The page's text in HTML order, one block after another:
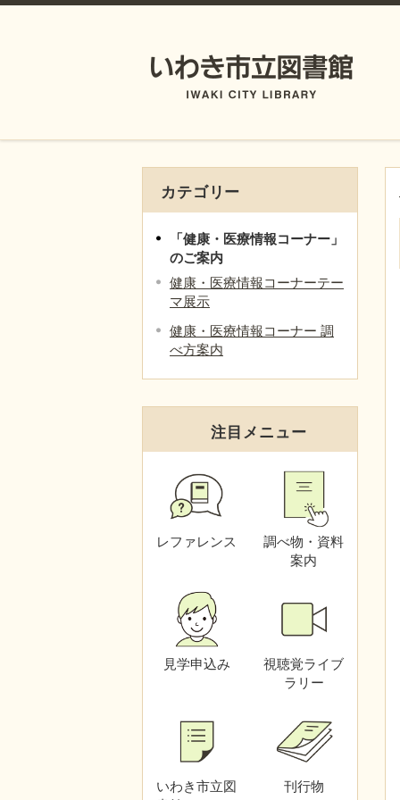
カテゴリー
「健康・医療情報コーナー」
のご案内
健康・医療情報コーナーテー
マ展示
健康・医療情報コーナー 調
べ方案内
注目メニュー
レファレンス
調べ物・資料
案内
見学申込み 視聴覚ライブ
ラリー
いわき市立図
刊行物